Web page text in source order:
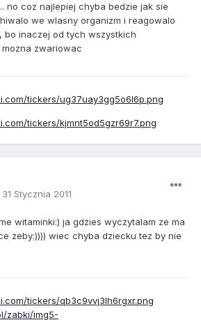
no coz najlepiej chyba bedzie jak sie
we wlasny organizm i reagowalo
bo inaczej od tych wszystkich
zwariowac
31 Stycznia 2011
witaminki:) ja gdzies wyczytalam ze ma
zeby:)))) wiec chyba dziecku tez by nie